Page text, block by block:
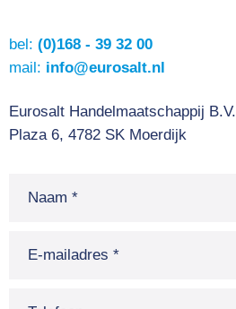
bel: (0)168 - 39 32 00
mail: info@eurosalt.nl
Eurosalt Handelmaatschappij B.V.
Plaza 6, 4782 SK Moerdijk